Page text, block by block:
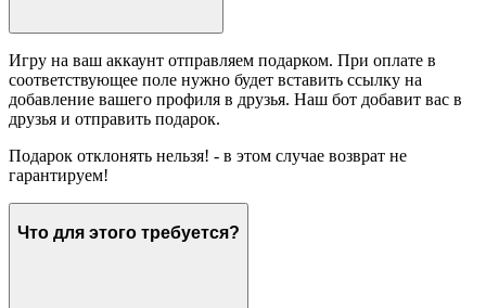
Игру на ваш аккаунт отправляем подарком. При оплате в
соответствующее поле нужно будет вставить ссылку на
добавление вашего профиля в друзья. Наш бот добавит вас в
друзья и отправить подарок.
Подарок отклонять нельзя! - в этом случае возврат не
гарантируем!
Что для этого требуется?